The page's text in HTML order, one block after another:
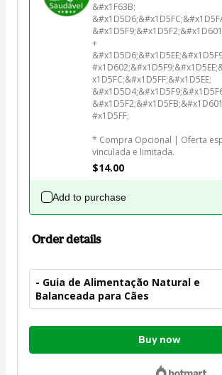
&#x1F63B;
+
x1D5FC;&#x1D5FF;&#x1D5EE;
#x1D5FF;
* Compra Opcional | Oferta
vinculada e limitada.
$14.00
Add to purchase
Order details
- Guia de Alimentação Natural e
Balanceada para Cães
Total
Buy now